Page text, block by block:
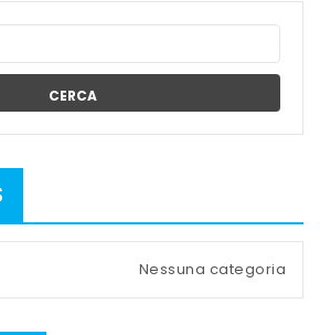
CERCA
Nessuna categoria